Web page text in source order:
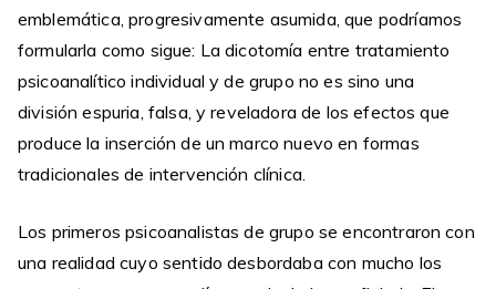
emblemática, progresivamente asumida, que podríamos
formularla como sigue: La dicotomía entre tratamiento
psicoanalítico individual y de grupo no es sino una
división espuria, falsa, y reveladora de los efectos que
produce la inserción de un marco nuevo en formas
tradicionales de intervención clínica.
Los primeros psicoanalistas de grupo se encontraron con
una realidad cuyo sentido desbordaba con mucho los